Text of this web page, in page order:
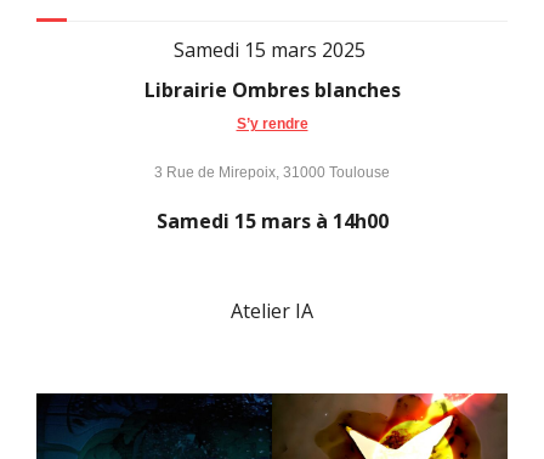
Samedi 15 mars 2025
Librairie Ombres blanches
S’y rendre
3 Rue de Mirepoix, 31000 Toulouse
Samedi 15 mars à 14h00
Atelier IA